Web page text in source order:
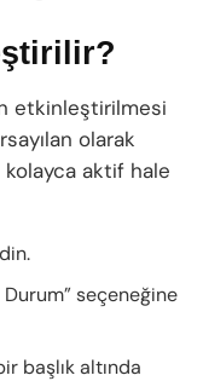
etkinleştirilmesi
olarak
kolayca aktif hale
Durum” seçeneğine
başlık altında